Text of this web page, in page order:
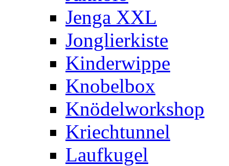
Jenga XXL
Jonglierkiste
Kinderwippe
Knobelbox
Knödelworkshop
Kriechtunnel
Laufkugel